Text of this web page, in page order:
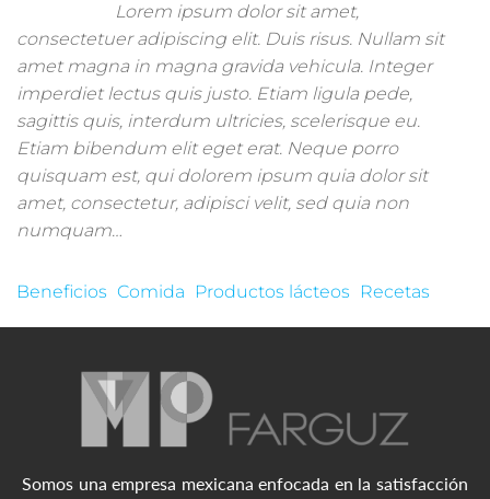
Lorem ipsum dolor sit amet,
consectetuer adipiscing elit. Duis risus. Nullam sit
amet magna in magna gravida vehicula. Integer
imperdiet lectus quis justo. Etiam ligula pede,
sagittis quis, interdum ultricies, scelerisque eu.
Etiam bibendum elit eget erat. Neque porro
quisquam est, qui dolorem ipsum quia dolor sit
amet, consectetur, adipisci velit, sed quia non
numquam…
Beneficios Comida Productos lácteos Recetas
Somos una empresa mexicana enfocada en la satisfacción